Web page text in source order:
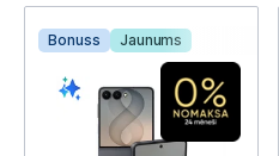
Bonuss Jaunums